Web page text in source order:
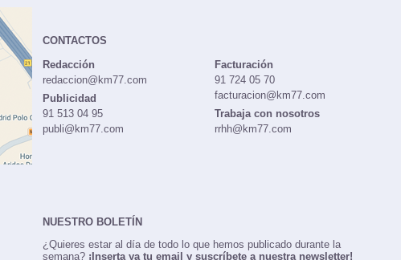
CONTACTOS
Redacción
redaccion@km77.com
Publicidad
91 513 04 95
publi@km77.com
Facturación
91 724 05 70
facturacion@km77.com
Trabaja con nosotros
rrhh@km77.com
NUESTRO BOLETÍN
¿Quieres estar al día de todo lo que hemos publicado durante la
semana? ¡Inserta ya tu email y suscríbete a nuestra newsletter!